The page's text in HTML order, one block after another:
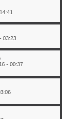
03:23
- 00:37